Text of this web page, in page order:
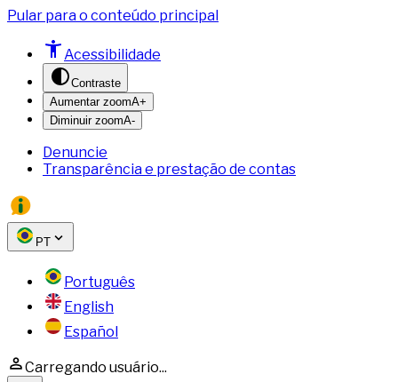
Pular para o conteúdo principal
Acessibilidade
Contraste
Aumentar zoomA+
Diminuir zoomA-
Denuncie
Transparência e prestação de contas
PT
Português
English
Español
Carregando usuário...